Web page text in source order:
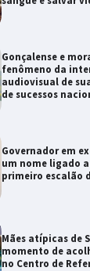
Gonçalense e
fenômeno da
audiovisual de
de sucessos
Governador em
um nome ligado
primeiro escalão
Mães atípicas de
momento de
no Centro de